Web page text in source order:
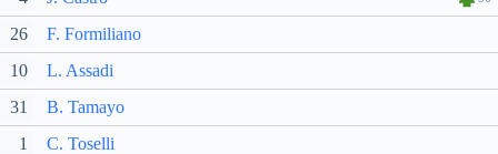
26
F. Formiliano
10
L. Assadi
31
B. Tamayo
1
C. Toselli